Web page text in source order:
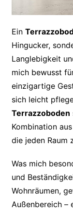
Ein
Hingucker,
Langlebigkeit
mich bewusst
einzigartige
sich leicht
Terrazzoboden
Kombination
die jeden Raum
Was mich
und
Wohnräumen,
Außenbereich –